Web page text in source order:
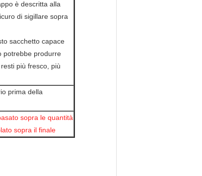
è descritta alla
di sigillare sopra
sacchetto capace
potrebbe produrre
più fresco, più
prima della
sopra le quantità
sopra il finale